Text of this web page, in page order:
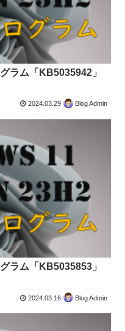
ラム「KB5035942」
2024.03.29 Blog Admin
ラム「KB5035853」
2024.03.16 Blog Admin